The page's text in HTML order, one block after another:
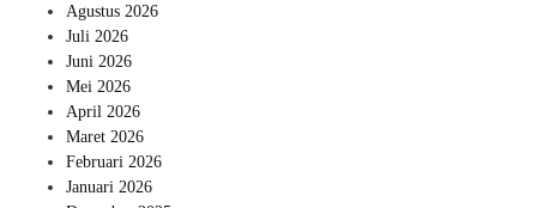
Agustus 2026
Juli 2026
Juni 2026
Mei 2026
April 2026
Maret 2026
Februari 2026
Januari 2026